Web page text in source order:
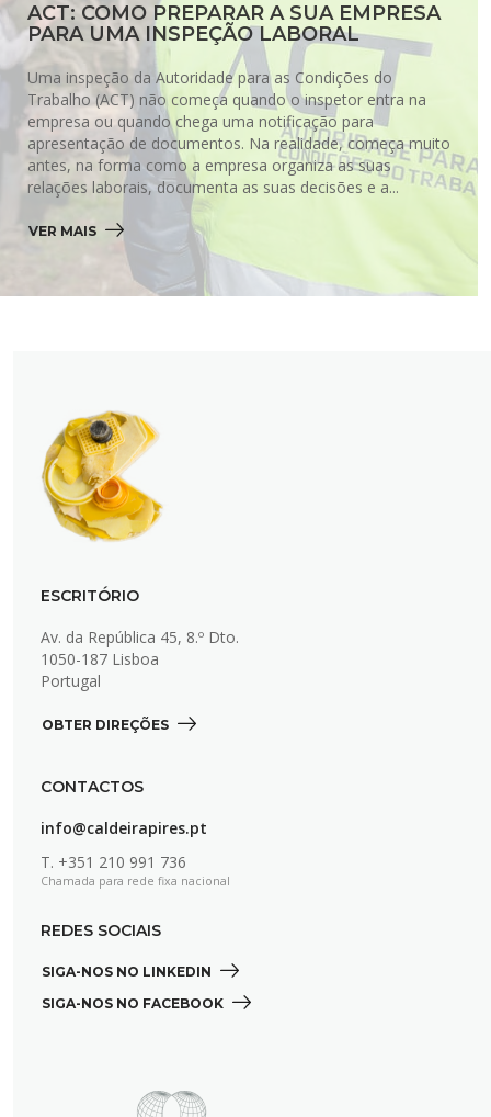
ACT: COMO PREPARAR A SUA EMPRESA
PARA UMA INSPEÇÃO LABORAL
Uma inspeção da Autoridade para as Condições do
Trabalho (ACT) não começa quando o inspetor entra na
empresa ou quando chega uma notificação para
apresentação de documentos. Na realidade, começa muito
antes, na forma como a empresa organiza as suas
relações laborais, documenta as suas decisões e a...
VER MAIS
ESCRITÓRIO
Av. da República 45, 8.º Dto.
1050-187 Lisboa
Portugal
OBTER DIREÇÕES
CONTACTOS
info@caldeirapires.pt
T. +351 210 991 736
Chamada para rede fixa nacional
REDES SOCIAIS
SIGA-NOS NO LINKEDIN
SIGA-NOS NO FACEBOOK